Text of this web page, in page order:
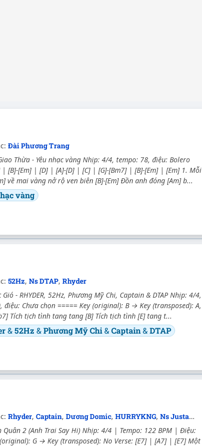
Đài Phương Trang
Thừa - Yêu nhạc vàng Nhịp: 4/4, tempo: 78, điệu: Bolero
| [B]-[Em] | [D] | [A]-[D] | [C] | [G]-[Bm7] | [B]-[Em] | [Em] 1. Mỗi
về mai vàng nở rộ ven biên [B]-[Em] Đồn anh đóng [Am] b...
vàng
52Hz, Ns DTAP, Rhyder
- RHYDER, 52Hz, Phương Mỹ Chi, Captain & DTAP Nhịp: 4/4,
điệu: Chưa chọn ===== Key (original): B → Key (transposed): A,
Tích tịch tình tang tang [B] Tích tịch tình [E] tang t...
&52Hz &Phương Mỹ Chi&Captain&DTAP
Rhyder, Captain, Dương Domic, HURRYKNG, Ns JustaTee
Quân 2 (Anh Trai Say Hi) Nhịp: 4/4 | Tempo: 122 BPM | Điệu:
G → Key (transposed): No Verse: [E7] | [A7] | [E7] Một